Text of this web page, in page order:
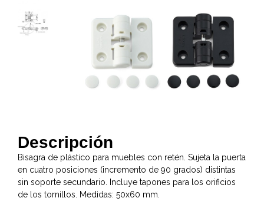
Descripción
Bisagra de plástico para muebles con retén. Sujeta la puerta
en cuatro posiciones (incremento de 90 grados) distintas
sin soporte secundario. Incluye tapones para los orificios
de los tornillos. Medidas: 50x60 mm.